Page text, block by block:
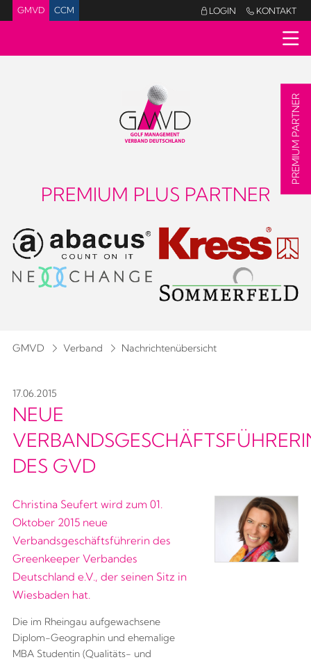
GMVD CCM LOGIN  KONTAKT
PREMIUM PLUS PARTNER
GMVD Verband Nachrichtenübersicht
17.06.2015
NEUE
DES GVD
Christina Seufert wird zum 01.
Oktober 2015 neue
Verbandsgeschäftsführerin des
Greenkeeper Verbandes
Deutschland e.V., der seinen Sitz in
Wiesbaden hat.
Die im Rheingau aufgewachsene
Diplom-Geographin und ehemalige
MBA Studentin (Qualitäts- und
PREMIUM PARTNER